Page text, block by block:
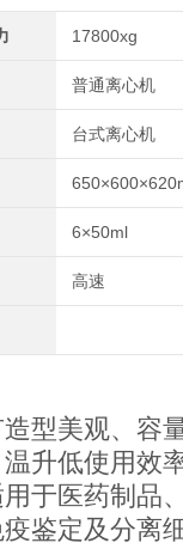
17800xg
普通离心机
台式离心机
6×50ml
高速
型美观、容
升低使用效
于医药制品
鉴定及分离